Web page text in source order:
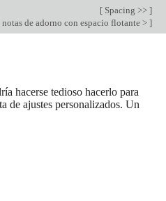
[ Spacing >> ]
de adorno con espacio flotante >]
hacerse tedioso hacerlo para
de ajustes personalizados. Un